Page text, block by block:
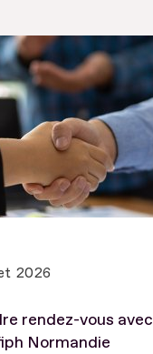
2026
rendez-vous avec
Normandie